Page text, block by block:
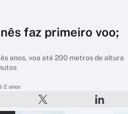
faz primeiro voo;
anos, voa até 200 metros de altura
2 anos